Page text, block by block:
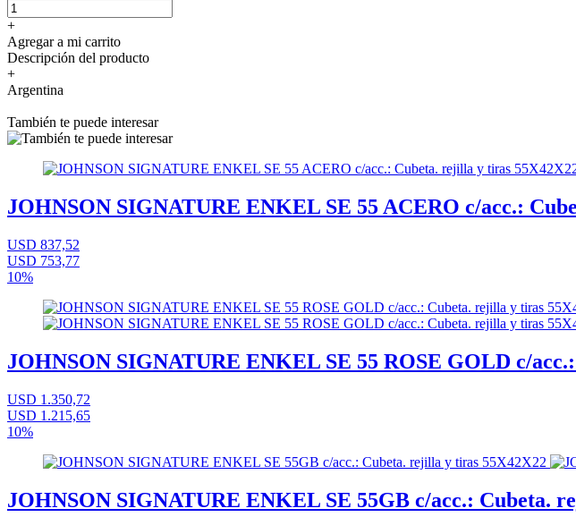
+
Agregar a mi carrito
Descripción del producto
+
Argentina
También te puede interesar
JOHNSON SIGNATURE ENKEL SE 55 ACERO c/acc.:
USD 837,52
USD 753,77
10%
JOHNSON SIGNATURE ENKEL SE 55 ROSE GOLD c/
USD 1.350,72
USD 1.215,65
10%
JOHNSON SIGNATURE ENKEL SE 55GB c/acc.: Cubeta.